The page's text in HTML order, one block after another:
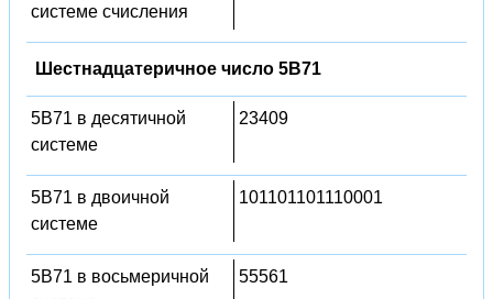
системе счисления
Шестнадцатеричное число 5B71
5B71 в десятичной
системе
23409
5B71 в двоичной
системе
101101101110001
5B71 в восьмеричной
55561